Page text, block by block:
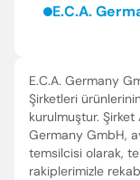
E.C.A.
E.C.A. Germany
Şirketleri
kurulmuştur. Şirket
Germany GmbH,
temsilcisi olarak,
rakiplerimizle